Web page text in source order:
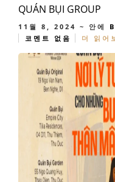
QUÁN BỤI GROUP
11월 8, 2024 ~ 안에
코멘트 없음
더 읽어